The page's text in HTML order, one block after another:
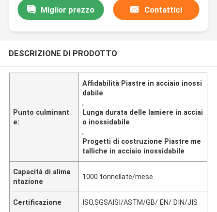
Miglior prezzo Contattici
DESCRIZIONE DI PRODOTTO
Punto culminant
e:
Affidabilità Piastre in acciaio inossi
dabile
,
Lunga durata delle lamiere in acciai
o inossidabile
,
Progetti di costruzione Piastre me
talliche in acciaio inossidabile
Capacità di alime
ntazione
1000 tonnellate/mese
Certificazione ISO,SGSAISI/ASTM/GB/ EN/ DIN/JIS